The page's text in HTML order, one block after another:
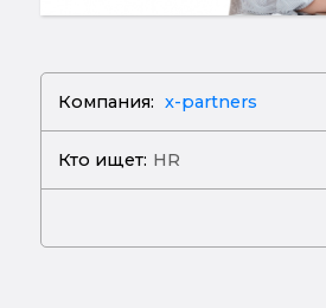
Компания: x-partners
Кто ищет: HR